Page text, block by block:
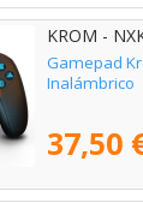
KROM -
Gamepad
Inalámbrico
37,50